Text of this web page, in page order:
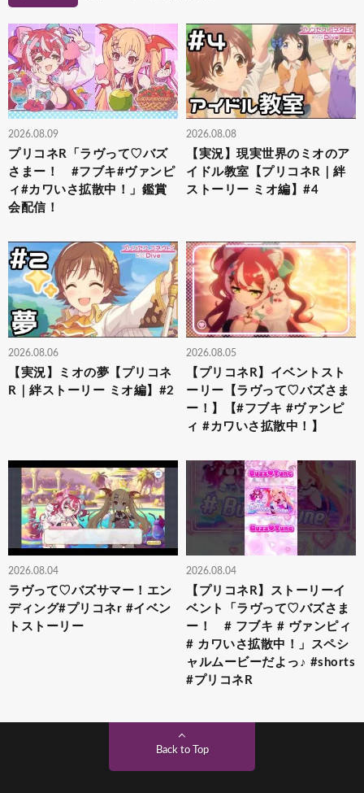
2026.08.09
プリコネR「ラヴって♡バズ
さまー！ #フブキ#ヴァンピ
ィ#カワいさ拡散中！」鑑賞
会配信！
2026.08.08
【実況】現実世界のミオのア
イドル教室【プリコネR｜絆
ストーリー ミオ編】#4
2026.08.06
【実況】ミオの夢【プリコネ
R｜絆ストーリー ミオ編】#2
2026.08.05
【プリコネR】イベントスト
ーリー【ラヴって♡バズさま
ー！】【#フブキ #ヴァンピ
ィ #カワいさ拡散中！】
2026.08.04
ラヴって♡バズサマー！エン
ディング#プリコネr #イベン
トストーリー
2026.08.04
【プリコネR】ストーリーイ
ベント「ラヴって♡バズさま
ー！ # フブキ # ヴァンピィ
# カワいさ拡散中！」スペシ
ャルムービーだよっ♪ #shorts
#プリコネR
Back to Top